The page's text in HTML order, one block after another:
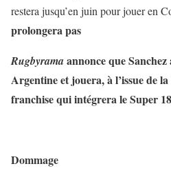
restera jusqu’en juin pour jouer en
prolongera pas
Rugbyramaannonce que
Argentine et jouera, à l’issue de
franchise qui intégrera le Super
Dommage